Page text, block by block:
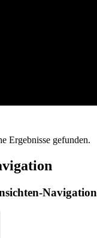
Ergebnisse gefunden.
Navigation